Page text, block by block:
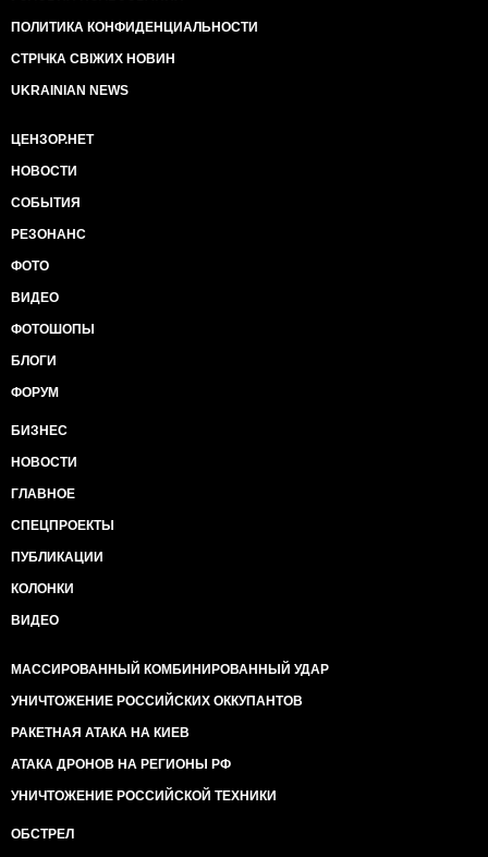
ПОЛИТИКА КОНФИДЕНЦИАЛЬНОСТИ
СТРІЧКА СВІЖИХ НОВИН
UKRAINIAN NEWS
ЦЕНЗОР.НЕТ
НОВОСТИ
СОБЫТИЯ
РЕЗОНАНС
ФОТО
ВИДЕО
ФОТОШОПЫ
БЛОГИ
ФОРУМ
БИЗНЕС
НОВОСТИ
ГЛАВНОЕ
СПЕЦПРОЕКТЫ
ПУБЛИКАЦИИ
КОЛОНКИ
ВИДЕО
МАССИРОВАННЫЙ КОМБИНИРОВАННЫЙ УДАР
УНИЧТОЖЕНИЕ РОССИЙСКИХ ОККУПАНТОВ
РАКЕТНАЯ АТАКА НА КИЕВ
АТАКА ДРОНОВ НА РЕГИОНЫ РФ
УНИЧТОЖЕНИЕ РОССИЙСКОЙ ТЕХНИКИ
ОБСТРЕЛ